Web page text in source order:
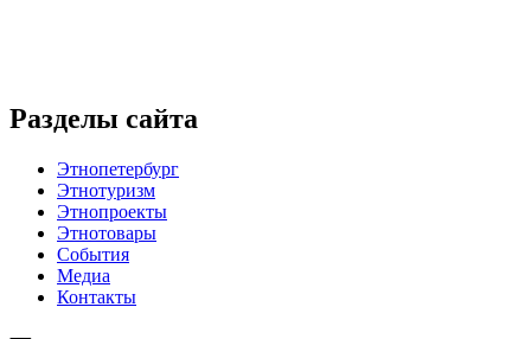
Разделы сайта
Этнопетербург
Этнотуризм
Этнопроекты
Этнотовары
События
Медиа
Контакты